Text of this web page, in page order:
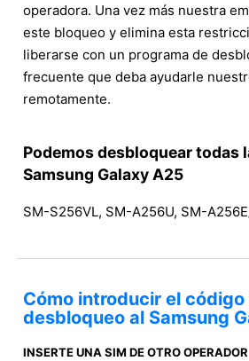
operadora. Una vez más nuestra
este bloqueo y elimina esta
liberarse con un programa de
frecuente que deba ayudarle
remotamente.
Podemos desbloquear todas
Samsung Galaxy A25
SM-S256VL, SM-A256U, SM-
Cómo introducir el código
desbloqueo al Samsung
INSERTE UNA SIM DE OTRO OPERADOR